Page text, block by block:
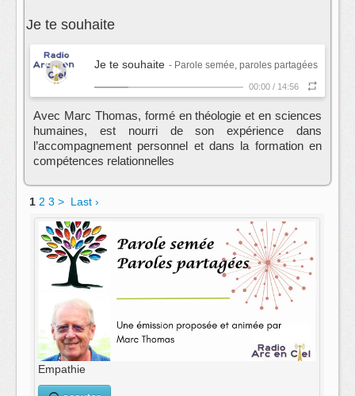
animateur : Marc Thomas
contact:Marc THOMAS
s'abonner au fil rss de cette emission:
Je te souhaite
Je te souhaite - Parole semée, paroles partagées
00:00 / 14:56
Avec Marc Thomas, formé en théologie et en sciences
humaines, est nourri de son expérience dans
l’accompagnement personnel et dans la formation en
compétences relationnelles
1 2 3 > Last ›
Empathie